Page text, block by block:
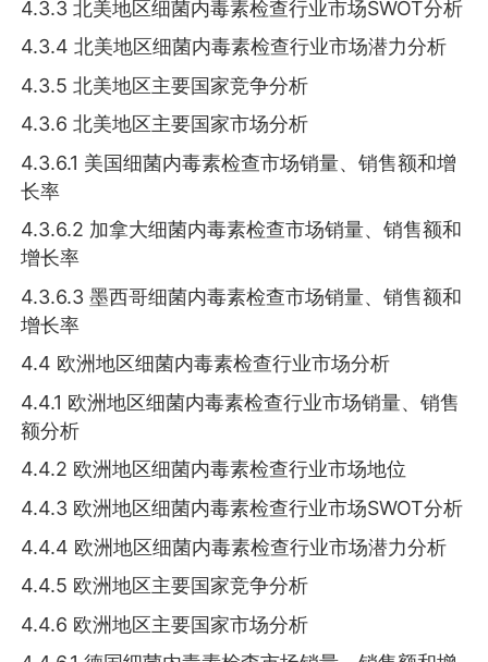
4.3.3 北美地区细菌内毒素检查行业市场SWOT分析
4.3.4 北美地区细菌内毒素检查行业市场潜力分析
4.3.5 北美地区主要国家竞争分析
4.3.6 北美地区主要国家市场分析
4.3.6.1 美国细菌内毒素检查市场销量、销售额和增
长率
4.3.6.2 加拿大细菌内毒素检查市场销量、销售额和
增长率
4.3.6.3 墨西哥细菌内毒素检查市场销量、销售额和
增长率
4.4 欧洲地区细菌内毒素检查行业市场分析
4.4.1 欧洲地区细菌内毒素检查行业市场销量、销售
额分析
4.4.2 欧洲地区细菌内毒素检查行业市场地位
4.4.3 欧洲地区细菌内毒素检查行业市场SWOT分析
4.4.4 欧洲地区细菌内毒素检查行业市场潜力分析
4.4.5 欧洲地区主要国家竞争分析
4.4.6 欧洲地区主要国家市场分析